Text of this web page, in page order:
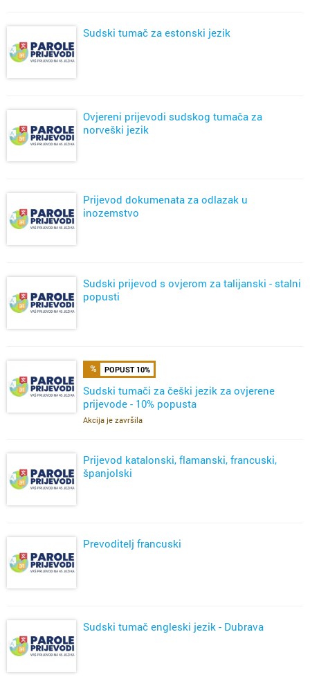
Sudski tumač za estonski jezik
Ovjereni prijevodi sudskog tumača za
norveški jezik
Prijevod dokumenata za odlazak u
inozemstvo
Sudski prijevod s ovjerom za talijanski - stalni
popusti
POPUST 10%
Sudski tumači za češki jezik za ovjerene
prijevode - 10% popusta
Akcija je završila
Prijevod katalonski, flamanski, francuski,
španjolski
Prevoditelj francuski
Sudski tumač engleski jezik - Dubrava